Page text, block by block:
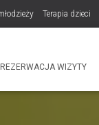
Terapia dzieci
REZERWACJA WIZYTY